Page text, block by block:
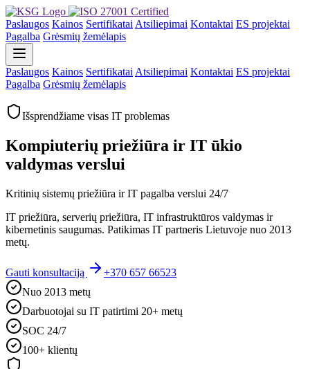
Paslaugos Kainos Sertifikatai Atsiliepimai Kontaktai ES projektai
Pagalba Grėsmių žemėlapis
Paslaugos Kainos Sertifikatai Atsiliepimai Kontaktai ES projektai
Pagalba Grėsmių žemėlapis
Išsprendžiame visas IT problemas
Kompiuterių priežiūra ir IT ūkio
valdymas verslui
Kritinių sistemų priežiūra ir IT pagalba verslui 24/7
IT priežiūra, serverių priežiūra, IT infrastruktūros valdymas ir
kibernetinis saugumas. Patikimas IT partneris Lietuvoje nuo 2013
metų.
Gauti konsultaciją
+370 657 66523
Nuo 2013 metų
Darbuotojai su IT patirtimi 20+ metų
SOC 24/7
100+ klientų